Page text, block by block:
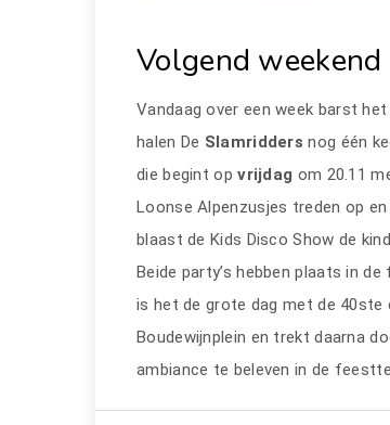
Volgend
Vandaag over een week barst
halen De Slamriddersnog één
die begint opvrijdag om 20.11
Loonse Alpenzusjes treden op
blaast de Kids Disco Show de
Beide party’s hebben plaats in
is het de grote dag met de 40ste
Boudewijnplein en trekt daarna
ambiance te beleven in de